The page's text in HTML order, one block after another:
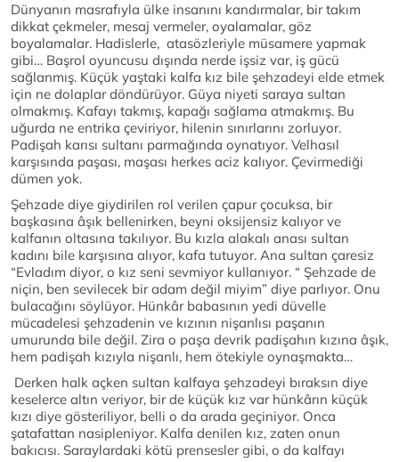
Dünyanın masrafıyla ülke insanını kandırmalar, bir takım
dikkat çekmeler, mesaj vermeler, oyalamalar, göz
boyalamalar. Hadislerle, atasözleriyle müsamere yapmak
gibi… Başrol oyuncusu dışında nerde işsiz var, iş gücü
sağlanmış. Küçük yaştaki kalfa kız bile şehzadeyi elde etmek
için ne dolaplar döndürüyor. Güya niyeti saraya sultan
olmakmış. Kafayı takmış, kapağı sağlama atmakmış. Bu
uğurda ne entrika çeviriyor, hilenin sınırlarını zorluyor.
Padişah karısı sultanı parmağında oynatıyor. Velhasıl
karşısında paşası, maşası herkes aciz kalıyor. Çevirmediği
dümen yok.
Şehzade diye giydirilen rol verilen çapur çocuksa, bir
başkasına âşık bellenirken, beyni oksijensiz kalıyor ve
kalfanın oltasına takılıyor. Bu kızla alakalı anası sultan
kadını bile karşısına alıyor, kafa tutuyor. Ana sultan çaresiz
“Evladım diyor, o kız seni sevmiyor kullanıyor. “ Şehzade de
niçin, ben sevilecek bir adam değil miyim” diye parlıyor. Onu
bulacağını söylüyor. Hünkâr babasının yedi düvelle
mücadelesi şehzadenin ve kızının nişanlısı paşanın
umurunda bile değil. Zira o paşa devrik padişahın kızına âşık,
hem padişah kızıyla nişanlı, hem ötekiyle oynaşmakta…
Derken halk açken sultan kalfaya şehzadeyi bıraksın diye
keselerce altın veriyor, bir de küçük kız var hünkârın küçük
kızı diye gösteriliyor, belli o da arada geçiniyor. Onca
şatafattan nasipleniyor. Kalfa denilen kız, zaten onun
bakıcısı. Saraylardaki kötü prensesler gibi, o da kalfayı